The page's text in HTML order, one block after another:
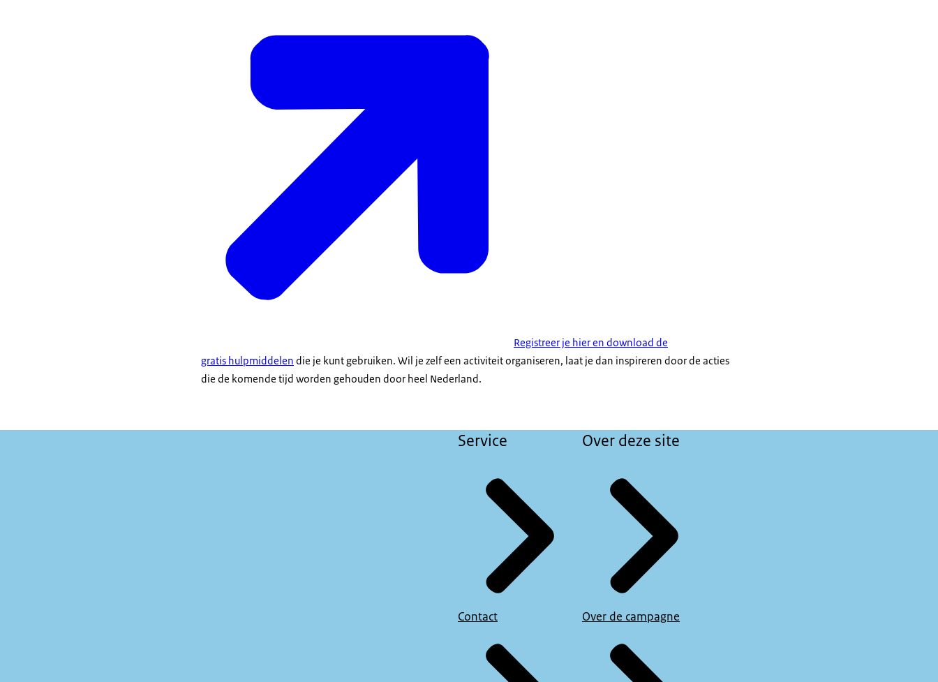
Registreer je hier en download de
gratis hulpmiddelen die je kunt gebruiken. Wil je zelf een activiteit organiseren, laat je dan inspireren door de acties
die de komende tijd worden gehouden door heel Nederland.
Service
Contact
Over deze site
Over de campagne